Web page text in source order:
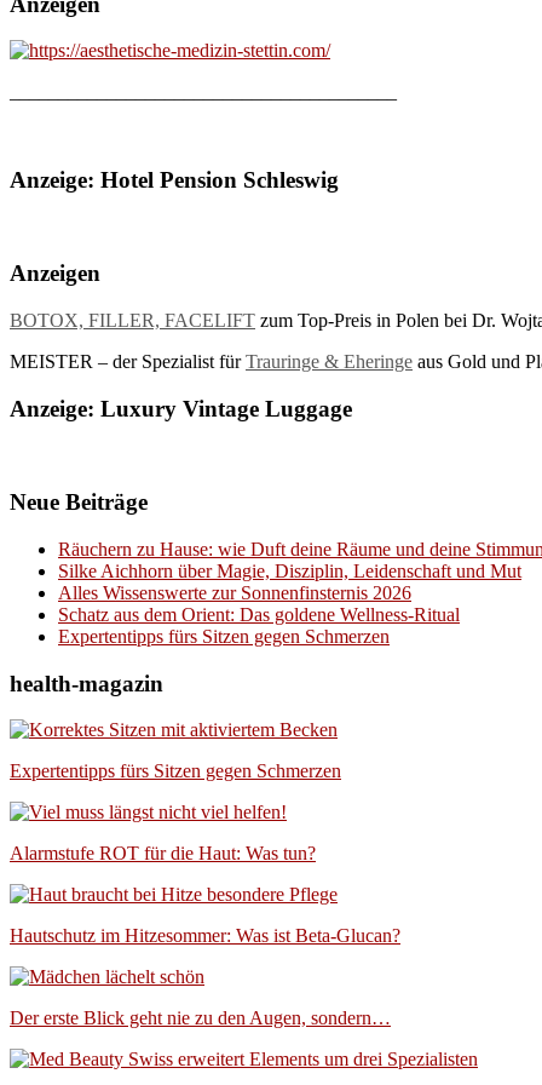
Anzeige: Hotel Pension Schleswig
Anzeigen
BOTOX, FILLER, FACELIFT zum Top-Preis in Polen bei Dr.
MEISTER – der Spezialist fürTrauringe & Eheringe aus Gold und
Anzeige: Luxury Vintage Luggage
Neue Beiträge
Räuchern zu Hause: wie Duft deine Räume und deine
Silke Aichhorn über Magie, Disziplin, Leidenschaft und Mut
Alles Wissenswerte zur Sonnenfinsternis 2026
Schatz aus dem Orient: Das goldene Wellness-Ritual
Expertentipps fürs Sitzen gegen Schmerzen
health-magazin
Expertentipps fürs Sitzen gegen Schmerzen
Alarmstufe ROT für die Haut: Was tun?
Hautschutz im Hitzesommer: Was ist Beta-Glucan?
Der erste Blick geht nie zu den Augen, sondern…